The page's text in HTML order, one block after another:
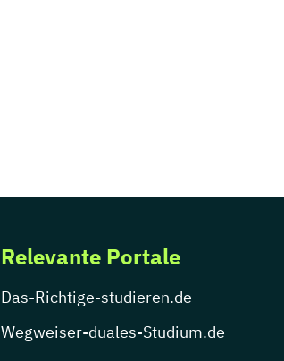
Relevante Portale
Das-Richtige-studieren.de
Wegweiser-duales-Studium.de